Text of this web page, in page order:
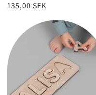
Normalt
135,00 SEK